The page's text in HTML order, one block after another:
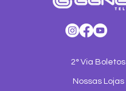
2° Via Boletos
Nossas Lojas